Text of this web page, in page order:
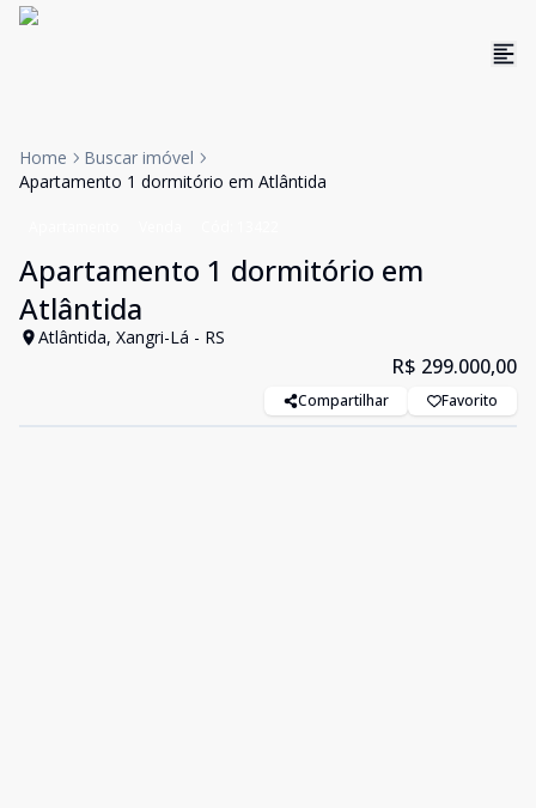
Home
Buscar imóvel
Apartamento 1 dormitório em Atlântida
Apartamento 1 dormitório em
Atlântida
Atlântida, Xangri-Lá - RS
R$ 299.000,00
Compartilhar Favorito